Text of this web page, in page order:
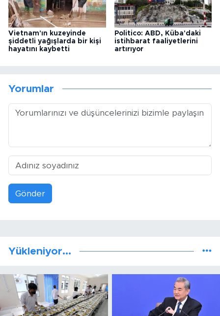
Vietnam'ın kuzeyinde
şiddetli yağışlarda bir kişi
hayatını kaybetti
Politico: ABD, Küba'daki
istihbarat faaliyetlerini
artırıyor
Yorumlar
Gönder
Yükleniyor...